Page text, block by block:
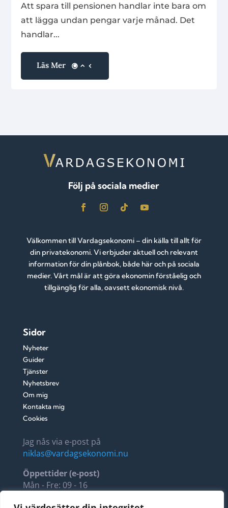
Att spara till pensionen handlar inte bara om
att lägga undan pengar varje månad. Det
handlar...
Läs Mer
Följ på sociala medier
Välkommen till Vardagsekonomi – din källa till allt för
din privatekonomi. Vi erbjuder aktuell och relevant
information för din plånbok, både här och på sociala
medier. Vårt mål är att göra ekonomin förståelig och
tillgänglig för alla, oavsett ekonomisk nivå.
Sidor
Nyheter
Guider
Tjänster
Nyhetsbrev
Om mig
Kontakta mig
Cookies
Jag nås via e-post på
niklas@vardagsekonomi.nu
Öppettider (e-post)
Mån - Fre: 09 - 16